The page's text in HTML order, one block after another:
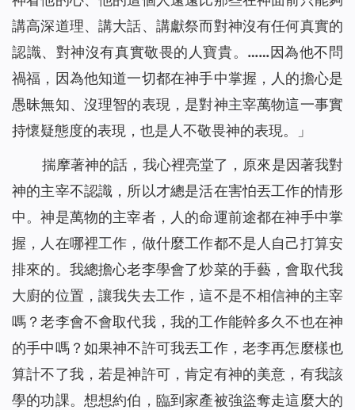
講高深道理、講大話、講獻祭而對神沒有任何真實的
認識、對神沒有真實敬畏的人寶貴。……因為他不問
禍福，因為他知道一切都在神手中掌握，人的擔心是
愚昧無知、沒理智的表現，是對神主宰萬物這一事實
持懷疑態度的表現，也是人不敬畏神的表現。
」
揣摩著神的話，我心裡亮堂了，原來是因著我對
神的主宰不認識，所以才總是活在害怕丟工作的情形
中。神是萬物的主宰者，人的命運前途都在神手中掌
握，人在哪裡工作，做什麼工作都不是人自己打算安
排來的。我總擔心老李學會了炒菜的手藝，會取代我
大廚的位置，讓我失去工作，這不是不相信神的主宰
嗎？老李會不會取代我，我的工作能幹多久不也在神
的手中嗎？如果神不許可我丟工作，老李再怎麼樣也
算計不了我，若是神許可，肯定有神的美意，有我該
學的功課。想想約伯，臨到家產被強盜奪走這麼大的